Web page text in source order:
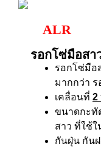
ALR
รอกโซ่มือสา
รอกโซ่มือ
มากกว่า
เคลื่อนที่ 2
ขนาดกะทั
สาว ที่ใช้
กันฝุ่น กัน